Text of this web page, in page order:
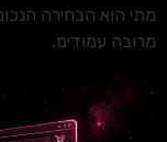
מתי הוא הבחירה
מרובה עמודים.